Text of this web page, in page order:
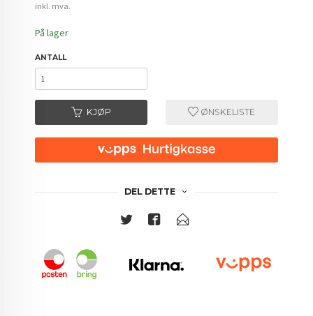
inkl. mva.
På lager
ANTALL
KJØP ØNSKELISTE
DEL DETTE